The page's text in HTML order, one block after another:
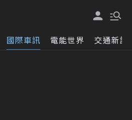
國際車訊 電能世界 交通新訊